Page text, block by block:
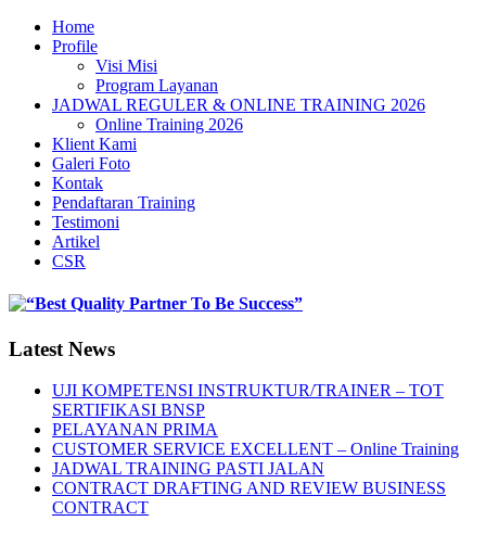
Home
Profile
Visi Misi
Program Layanan
JADWAL REGULER & ONLINE TRAINING 2026
Online Training 2026
Klient Kami
Galeri Foto
Kontak
Pendaftaran Training
Testimoni
Artikel
CSR
Latest News
UJI KOMPETENSI INSTRUKTUR/TRAINER – TOT
SERTIFIKASI BNSP
PELAYANAN PRIMA
CUSTOMER SERVICE EXCELLENT – Online Training
JADWAL TRAINING PASTI JALAN
CONTRACT DRAFTING AND REVIEW BUSINESS
CONTRACT